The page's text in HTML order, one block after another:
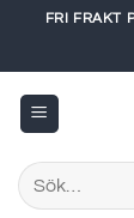
content
FRI FRAKT
Sök
efter: